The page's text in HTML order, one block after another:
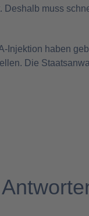
Deshalb muss
Injektion haben
Die